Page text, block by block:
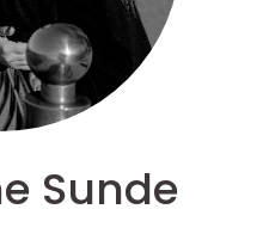
Sunde